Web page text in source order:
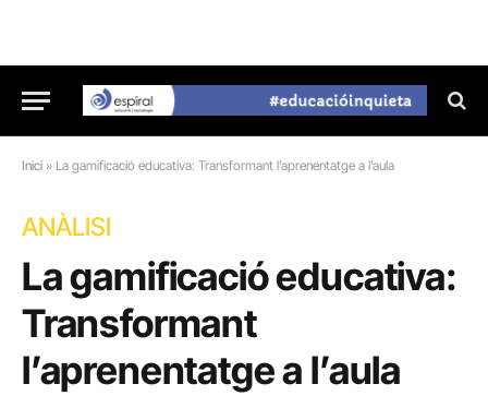
Inici » La gamificació educativa: Transformant l’aprenentatge a l’aula
ANÀLISI
La gamificació educativa:
Transformant
l’aprenentatge a l’aula